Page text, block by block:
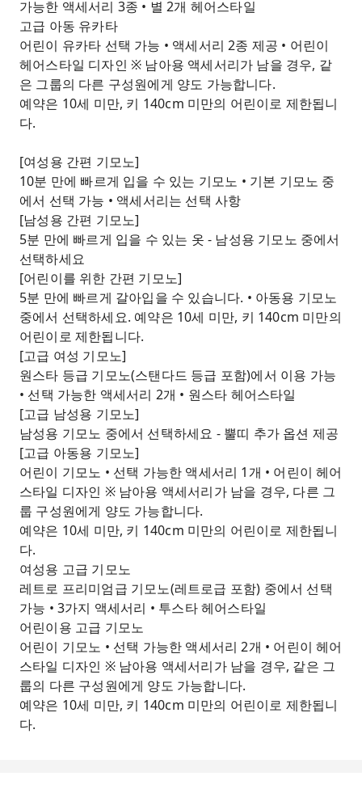
가능한 액세서리 3종 • 별 2개 헤어스타일
고급 아동 유카타
어린이 유카타 선택 가능 • 액세서리 2종 제공 • 어린이
헤어스타일 디자인 ※ 남아용 액세서리가 남을 경우, 같
은 그룹의 다른 구성원에게 양도 가능합니다.
예약은 10세 미만, 키 140cm 미만의 어린이로 제한됩니
다.
[여성용 간편 기모노]
10분 만에 빠르게 입을 수 있는 기모노 • 기본 기모노 중
에서 선택 가능 • 액세서리는 선택 사항
[남성용 간편 기모노]
5분 만에 빠르게 입을 수 있는 옷 - 남성용 기모노 중에서
선택하세요
[어린이를 위한 간편 기모노]
5분 만에 빠르게 갈아입을 수 있습니다. • 아동용 기모노
중에서 선택하세요. 예약은 10세 미만, 키 140cm 미만의
어린이로 제한됩니다.
[고급 여성 기모노]
원스타 등급 기모노(스탠다드 등급 포함)에서 이용 가능
• 선택 가능한 액세서리 2개 • 원스타 헤어스타일
[고급 남성용 기모노]
남성용 기모노 중에서 선택하세요 - 뿔띠 추가 옵션 제공
[고급 아동용 기모노]
어린이 기모노 • 선택 가능한 액세서리 1개 • 어린이 헤어
스타일 디자인 ※ 남아용 액세서리가 남을 경우, 다른 그
룹 구성원에게 양도 가능합니다.
예약은 10세 미만, 키 140cm 미만의 어린이로 제한됩니
다.
여성용 고급 기모노
레트로 프리미엄급 기모노(레트로급 포함) 중에서 선택
가능 • 3가지 액세서리 • 투스타 헤어스타일
어린이용 고급 기모노
어린이 기모노 • 선택 가능한 액세서리 2개 • 어린이 헤어
스타일 디자인 ※ 남아용 액세서리가 남을 경우, 같은 그
룹의 다른 구성원에게 양도 가능합니다.
예약은 10세 미만, 키 140cm 미만의 어린이로 제한됩니
다.